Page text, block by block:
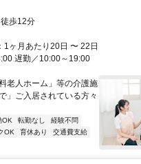
歩12分
ヶ月あたり20日 〜 22日
遅勤／10:00～19:00
老人ホーム」等の介護施
」ご入居されている方々
OK 転勤なし
経験不問
OK 育休あり
交通費支給